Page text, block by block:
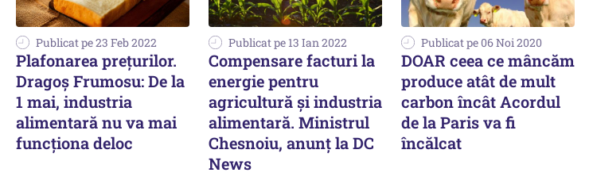
Publicat pe 23 Feb 2022
Plafonarea prețurilor.
Dragoș Frumosu: De la
1 mai, industria
alimentară nu va mai
funcționa deloc
Publicat pe 13 Ian 2022
Compensare facturi la
energie pentru
agricultură şi industria
alimentară. Ministrul
Chesnoiu, anunţ la DC
News
Publicat pe 06 Noi 2020
DOAR ceea ce mâncăm
produce atât de mult
carbon încât Acordul
de la Paris va fi
încălcat